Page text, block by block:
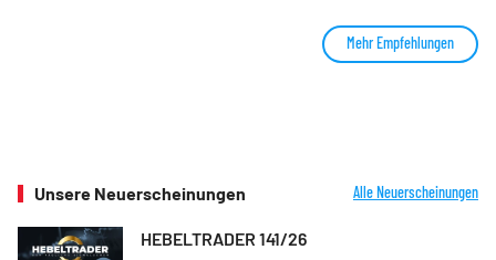
Mehr Empfehlungen
Unsere Neuerscheinungen Alle Neuerscheinungen
HEBELTRADER 141/26